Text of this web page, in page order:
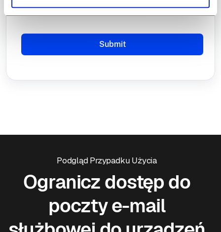
Podgląd Przypadku Użycia
Ogranicz dostęp do
poczty e-mail